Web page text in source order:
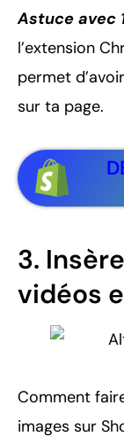
Astuce avec
l’extension
permet
sur ta page.
3.
vidéos
Comment
images sur